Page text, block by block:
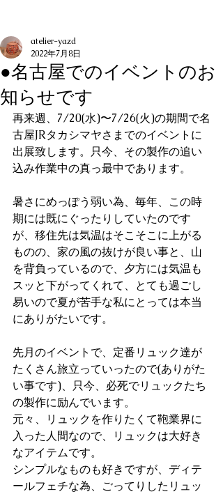
●名古屋でのイベントのお
知らせです
atelier-yazd
2022年7月8日
再来週、7/20(水)〜7/26(火)の期間で名
古屋JRタカシマヤさまでのイベントに
出展致します。只今、その製作の追い
込み作業中の真っ最中であります。
暑さにめっぽう弱い為、毎年、この時
期には既にぐったりしていたのです
が、移住先は気温はそこそこに上がる
ものの、家の風の抜けが良い事と、山
を背負っているので、夕方には気温も
スッと下がってくれて、とても過ごし
易いので夏が苦手な私にとっては本当
にありがたいです。
先月のイベントで、定番リュック達が
たくさん旅立っていったので(ありがた
い事です)、只今、必死でリュックたち
の製作に励んでいます。
元々、リュックを作りたくて鞄業界に
入った人間なので、リュックは大好き
なアイテムです。
シンプルなものも好きですが、ディテ
ールフェチな為、ごってりしたリュッ